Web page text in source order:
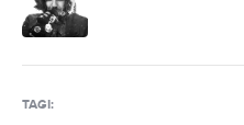
TAGI: